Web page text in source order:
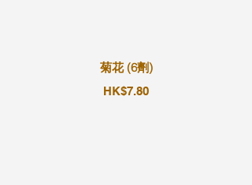
菊花 (6劑)
HK$7.80